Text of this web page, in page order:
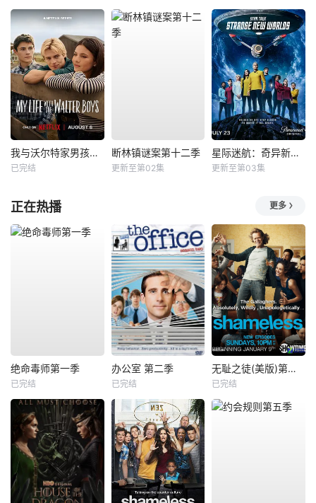
我与沃尔特家男孩的生活第三季
已完结
断林镇谜案第十二季
更新至第02集
星际迷航：奇异新世界第四季
更新至第03集
正在热播 更多
绝命毒师第一季
已完结
办公室 第二季
已完结
无耻之徒(美版)第一季
已完结